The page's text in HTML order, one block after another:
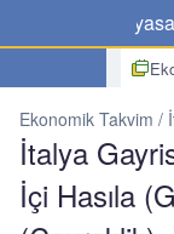
Ekonomik Takvim
İtalya
İçi Hasıla